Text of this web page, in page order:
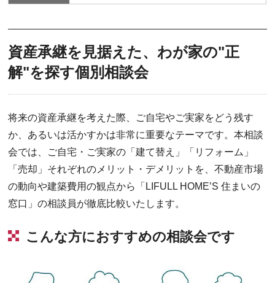
資産承継を見据えた、わが家の"正
解"を探す個別相談会
将来の資産承継を考えた際、ご自宅やご実家をどう残す
か、あるいは活かすかは非常に重要なテーマです。本相談
会では、ご自宅・ご実家の「建て替え」「リフォーム」
「売却」それぞれのメリット・デメリットを、不動産市場
の動向や建築費用の観点から「LIFULL HOME’S 住まいの
窓口」の相談員が徹底比較いたします。
こんな方におすすめの相談会です